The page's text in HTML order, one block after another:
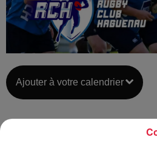
Ajouter à votre calendrier
12 janvier